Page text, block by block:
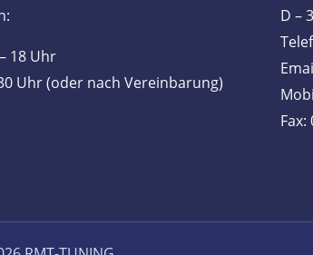
18 Uhr
Uhr (oder nach Vereinbarung)
D –
Fax: